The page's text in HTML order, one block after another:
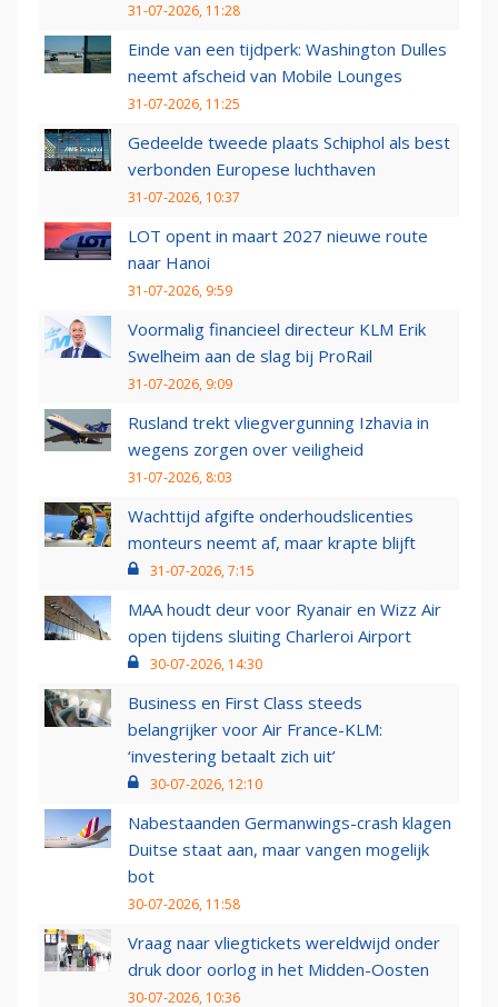
31-07-2026, 11:28
Einde van een tijdperk: Washington Dulles
neemt afscheid van Mobile Lounges
31-07-2026, 11:25
Gedeelde tweede plaats Schiphol als best
verbonden Europese luchthaven
31-07-2026, 10:37
LOT opent in maart 2027 nieuwe route
naar Hanoi
31-07-2026, 9:59
Voormalig financieel directeur KLM Erik
Swelheim aan de slag bij ProRail
31-07-2026, 9:09
Rusland trekt vliegvergunning Izhavia in
wegens zorgen over veiligheid
31-07-2026, 8:03
Wachttijd afgifte onderhoudslicenties
monteurs neemt af, maar krapte blijft
31-07-2026, 7:15
MAA houdt deur voor Ryanair en Wizz Air
open tijdens sluiting Charleroi Airport
30-07-2026, 14:30
Business en First Class steeds
belangrijker voor Air France-KLM:
‘investering betaalt zich uit’
30-07-2026, 12:10
Nabestaanden Germanwings-crash klagen
Duitse staat aan, maar vangen mogelijk
bot
30-07-2026, 11:58
Vraag naar vliegtickets wereldwijd onder
druk door oorlog in het Midden-Oosten
30-07-2026, 10:36